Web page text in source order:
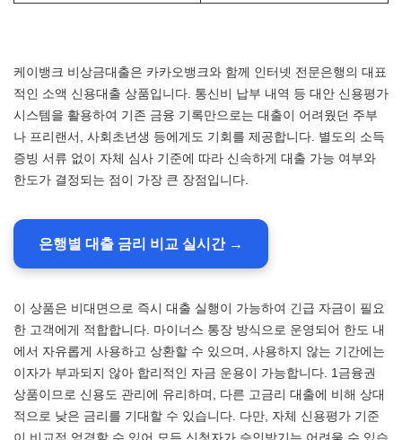
케이뱅크 비상금대출은 카카오뱅크와 함께 인터넷 전문은행의 대표
적인 소액 신용대출 상품입니다. 통신비 납부 내역 등 대안 신용평가
시스템을 활용하여 기존 금융 기록만으로는 대출이 어려웠던 주부
나 프리랜서, 사회초년생 등에게도 기회를 제공합니다. 별도의 소득
증빙 서류 없이 자체 심사 기준에 따라 신속하게 대출 가능 여부와
한도가 결정되는 점이 가장 큰 장점입니다.
은행별 대출 금리 비교 실시간 →
이 상품은 비대면으로 즉시 대출 실행이 가능하여 긴급 자금이 필요
한 고객에게 적합합니다. 마이너스 통장 방식으로 운영되어 한도 내
에서 자유롭게 사용하고 상환할 수 있으며, 사용하지 않는 기간에는
이자가 부과되지 않아 합리적인 자금 운용이 가능합니다. 1금융권
상품이므로 신용도 관리에 유리하며, 다른 고금리 대출에 비해 상대
적으로 낮은 금리를 기대할 수 있습니다. 다만, 자체 신용평가 기준